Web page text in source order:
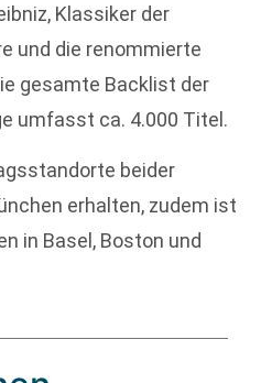
Klassiker der
und die renommierte
gesamte Backlist der
umfasst ca. 4.000 Titel.
beider
erhalten, zudem ist
in Basel, Boston und